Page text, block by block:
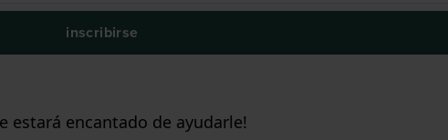
inscribirse
estará encantado de ayudarle!